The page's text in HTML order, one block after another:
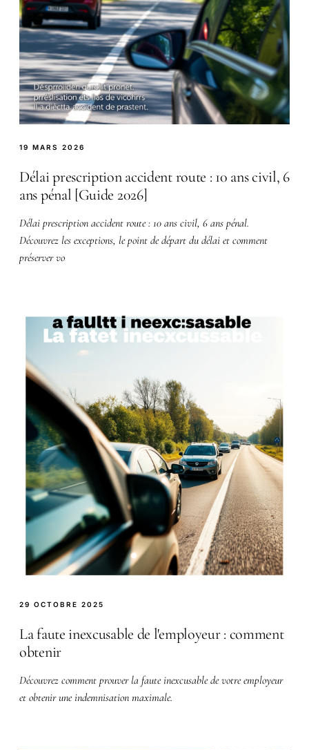
19 MARS 2026
Délai prescription accident route : 10 ans civil, 6
ans pénal [Guide 2026]
Délai prescription accident route : 10 ans civil, 6 ans pénal.
Découvrez les exceptions, le point de départ du délai et comment
préserver vo
29 OCTOBRE 2025
La faute inexcusable de l'employeur : comment
obtenir
Découvrez comment prouver la faute inexcusable de votre employeur
et obtenir une indemnisation maximale.